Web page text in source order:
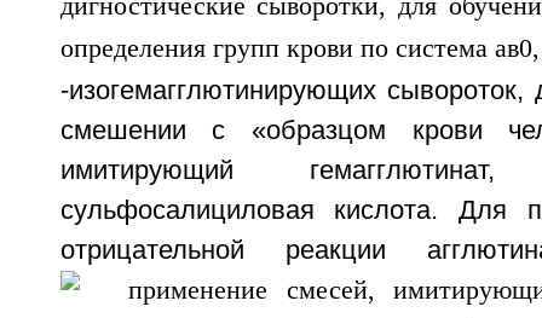
-изогемагглютинирующих
смешении с «образцом крови
имитирующий
сульфосалициловая кислота. Для
отрицательной реакции